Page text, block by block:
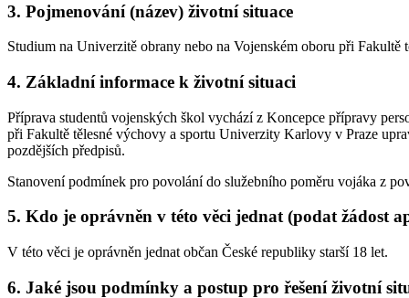
3. Pojmenování (název) životní situace
Studium na Univerzitě obrany nebo na Vojenském oboru při
4. Základní informace k životní situaci
Příprava studentů vojenských škol vychází z Koncepce přípravy
při Fakultě tělesné výchovy a sportu Univerzity Karlovy v Praze
pozdějších předpisů.
Stanovení podmínek pro povolání do služebního poměru vojáka z
5. Kdo je oprávněn v této věci jednat (podat žádost
V této věci je oprávněn jednat občan České republiky starší 18 let.
6. Jaké jsou podmínky a postup pro řešení životní